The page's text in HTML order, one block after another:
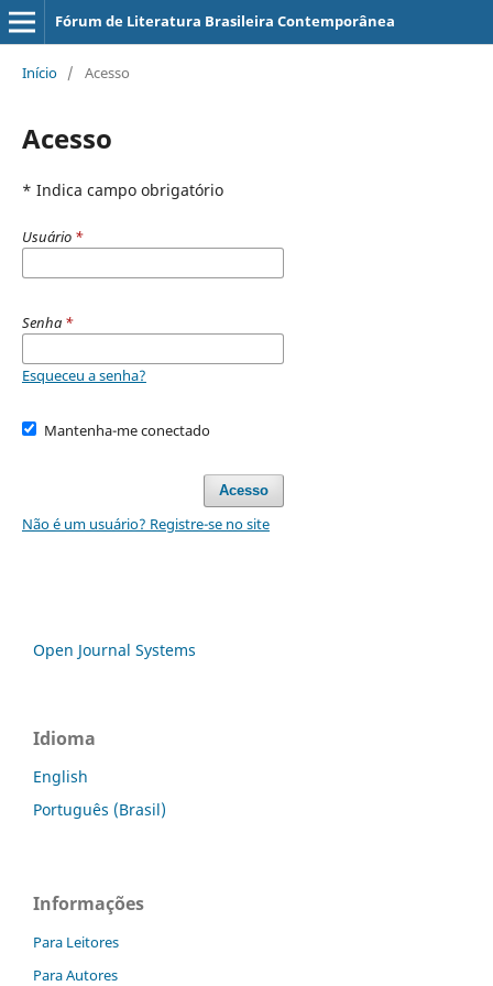
Fórum de Literatura Brasileira Contemporânea
Início / Acesso
Acesso
* Indica campo obrigatório
Usuário *
Senha *
Esqueceu a senha?
Mantenha-me conectado
Acesso
Não é um usuário? Registre-se no site
Open Journal Systems
Idioma
English
Português (Brasil)
Informações
Para Leitores
Para Autores